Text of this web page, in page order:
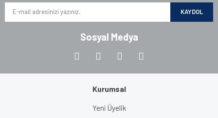
KAYDOL
Sosyal Medya
Kurumsal
Yeni Üyelik